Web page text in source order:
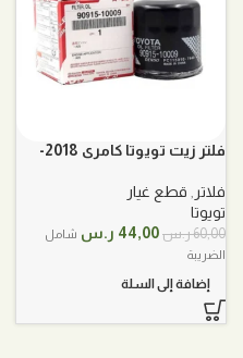
فلتر زيت تويوتا كامري 2018-
فلاتر
قطع غيار
تويوتا
60,00ر.س السعر
60,00 ر.س.
44,00 ر.س السعر
شامل
الضريبة
إضافة إلى السلة